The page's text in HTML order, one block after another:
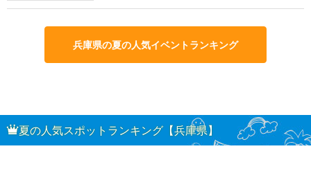
兵庫県の夏の人気イベントランキング
夏の人気スポットランキング【兵庫県】